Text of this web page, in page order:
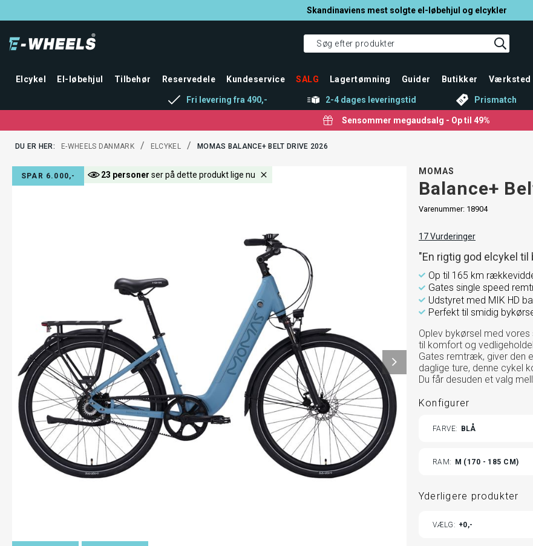
Skandinaviens mest solgte el-løbehjul og elcykler
Elcykel El-løbehjul Tilbehør Reservedele Kundeservice SALG Lagertømning Guider Butikker Værksted
Fri levering fra 490,- 2-4 dages leveringstid Prismatch
Sensommer megaudsalg - Op til 49%
DU ER HER: E-WHEELS DANMARK / ELCYKEL / MOMAS BALANCE+ BELT DRIVE 2026
SPAR 6.000,- 23 personer ser på dette produkt lige nu MOMAS
Balance+
Varenummer: 18904
17Vurderinger
"En rigtig god elcykel
Op til 165 km
Gates single speed
Udstyret med MIK HD
Perfekt til smidig
Oplev bykørsel med
til komfort og
Gates remtræk, giver den
daglige ture, denne cykel
Du får desuden et valg
Konfigurer
FARVE BLÅ
VARIANTS
RAM M (170 - 185 CM)
Yderligere produkter
VÆLG 0,-